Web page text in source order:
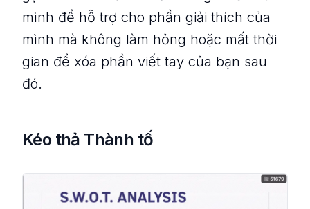
mình để hỗ trợ cho phần giải thích của
mình mà không làm hỏng hoặc mất thời
gian để xóa phần viết tay của bạn sau
đó.
Kéo thả Thành tố